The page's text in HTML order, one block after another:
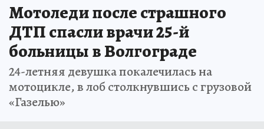
Мотоледи после страшного
ДТП спасли врачи 25-й
больницы в Волгограде
24-летняя девушка покалечилась на
мотоцикле, в лоб столкнувшись с грузовой
«Газелью»